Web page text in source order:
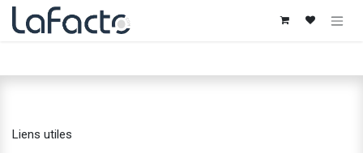
Se rendre au contenu
Liens utiles